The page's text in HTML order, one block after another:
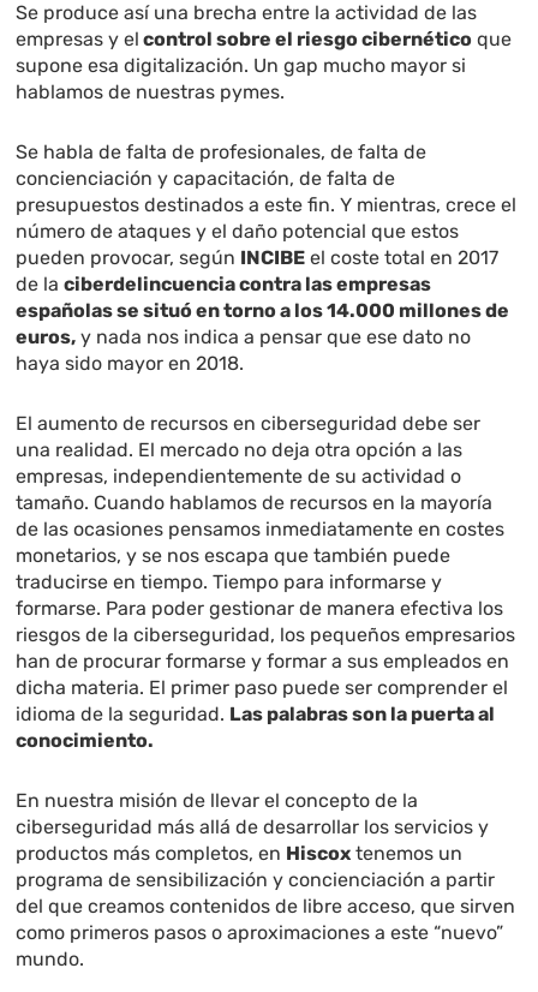
Se produce así una brecha entre la actividad de las
empresas y el control sobre el riesgo cibernético que
supone esa digitalización. Un gap mucho mayor si
hablamos de nuestras pymes.
Se habla de falta de profesionales, de falta de
concienciación y capacitación, de falta de
presupuestos destinados a este fin. Y mientras, crece el
número de ataques y el daño potencial que estos
pueden provocar, según INCIBE el coste total en 2017
de laciberdelincuencia contra las empresas
españolas se situó en torno a los 14.000 millones de
euros, y nada nos indica a pensar que ese dato no
haya sido mayor en 2018.
El aumento de recursos en ciberseguridad debe ser
una realidad. El mercado no deja otra opción a las
empresas, independientemente de su actividad o
tamaño. Cuando hablamos de recursos en la mayoría
de las ocasiones pensamos inmediatamente en costes
monetarios, y se nos escapa que también puede
traducirse en tiempo. Tiempo para informarse y
formarse. Para poder gestionar de manera efectiva los
riesgos de la ciberseguridad, los pequeños empresarios
han de procurar formarse y formar a sus empleados en
dicha materia. El primer paso puede ser comprender el
idioma de la seguridad. Las palabras son la puerta al
conocimiento.
En nuestra misión de llevar el concepto de la
ciberseguridad más allá de desarrollar los servicios y
productos más completos, en Hiscox tenemos un
programa de sensibilización y concienciación a partir
del que creamos contenidos de libre acceso, que sirven
como primeros pasos o aproximaciones a este “nuevo”
mundo.